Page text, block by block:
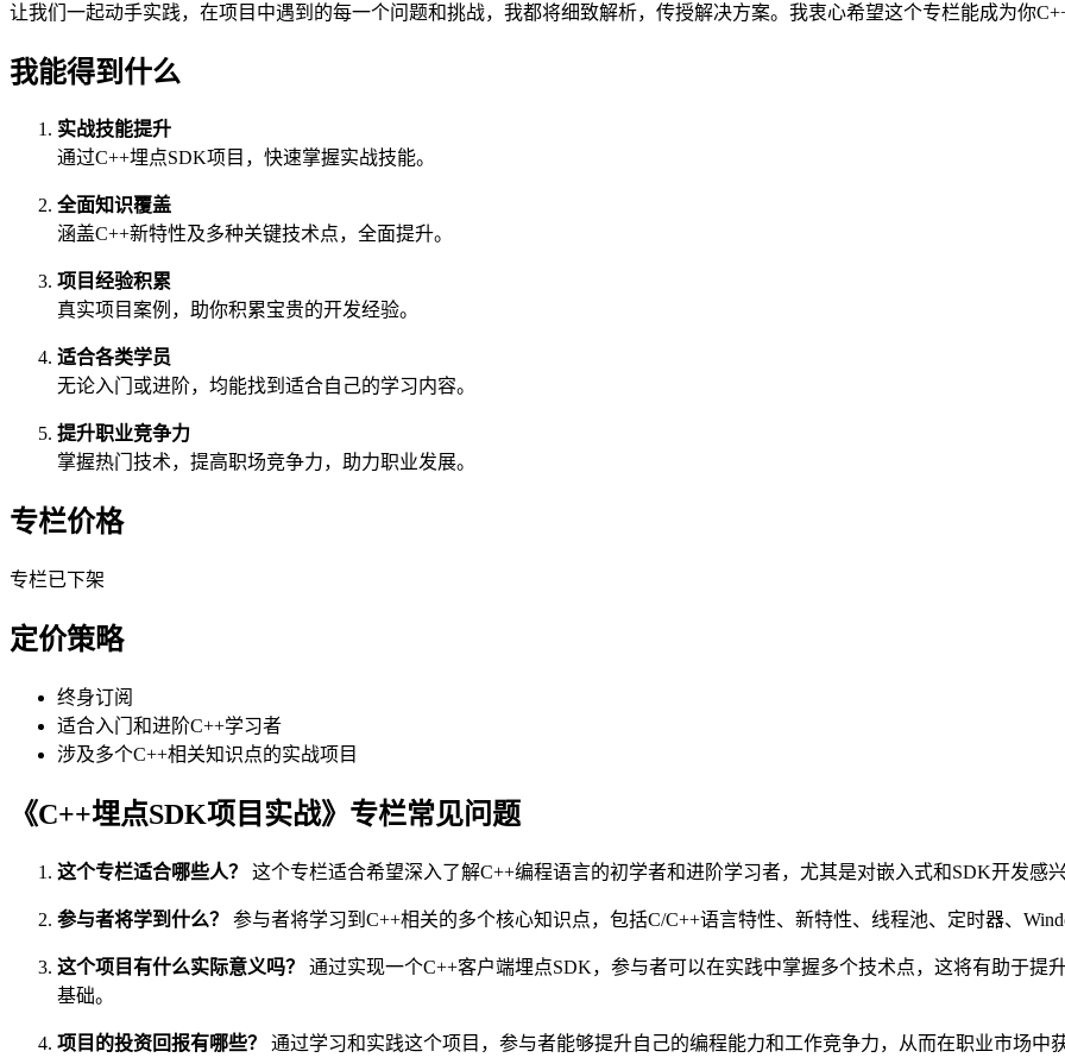
让我们一起动手实践，在项目中遇到的每一个问题和挑战，我都将细致解析，传授解决方案。我衷心希望这个专栏能成为你
我能得到什么
实战技能提升
通过C++埋点SDK项目，快速掌握实战技能。
全面知识覆盖
涵盖C++新特性及多种关键技术点，全面提升。
项目经验积累
真实项目案例，助你积累宝贵的开发经验。
适合各类学员
无论入门或进阶，均能找到适合自己的学习内容。
提升职业竞争力
掌握热门技术，提高职场竞争力，助力职业发展。
专栏价格
专栏已下架
定价策略
终身订阅
适合入门和进阶C++学习者
涉及多个C++相关知识点的实战项目
《C++埋点SDK项目实战》专栏常见问题
这个专栏适合哪些人？ 这个专栏适合希望深入了解C++编程语言的初学者和进阶学习者，尤其是对嵌入式和SDK开发感兴
参与者将学到什么？ 参与者将学习到C++相关的多个核心知识点，包括C/C++语言特性、新特性、线程池、定时器、
这个项目有什么实际意义吗？
通过实现一个C++客户端埋点SDK，参与者可以在实践中掌握多个技术点，这将有助于提
基础。
项目的投资回报有哪些？ 通过学习和实践这个项目，参与者能够提升自己的编程能力和工作竞争力，从而在职业市场中